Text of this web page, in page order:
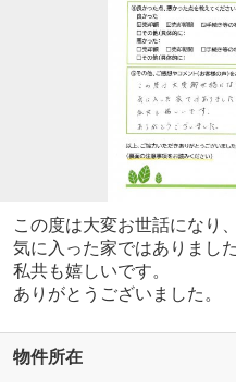
この度は大変お世話になり
気に入った家ではありまし
私共も嬉しいです。
ありがとうございました。
物件所在